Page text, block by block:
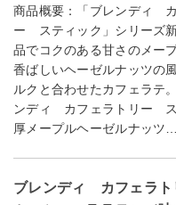
商品概要：「ブレンディ
ー スティック」シリーズ
品でコクのある甘さのメー
香ばしいヘーゼルナッツの
ルクと合わせたカフェラテ
ンディ カフェラトリー ス
厚メープルヘーゼルナッツ
ブレンディ カフェラ